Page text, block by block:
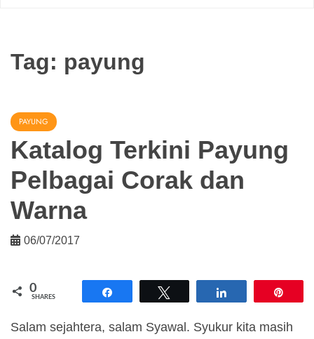
Tag: payung
PAYUNG
Katalog Terkini Payung
Pelbagai Corak dan
Warna
06/07/2017
0
SHARES
Salam sejahtera, salam Syawal. Syukur kita masih